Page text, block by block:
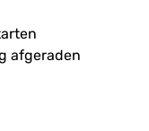
afgeraden